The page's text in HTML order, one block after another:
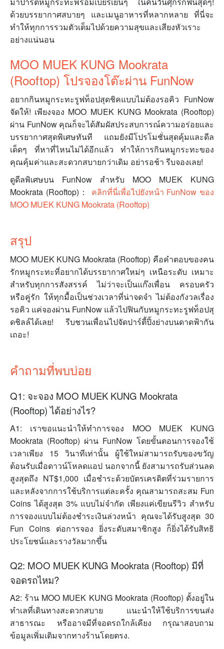
ด้วยบรรยากาศสบายๆ และเมนูอาหารที่หลากหลาย ที่นี่จะ
ทำให้ทุกการรวมตัวเต็มไปด้วยความสุขและเสียงหัวเราะ
อย่างแน่นอน
MOO MUEK KUNG Mookrata
(Rooftop) โปรจองโต๊ะผ่าน FunNow
อยากกินหมูกระทะรูฟท็อปสุดชิคแบบไม่ต้องรอคิว FunNow
จัดให้! เพียงจอง MOO MUEK KUNG Mookrata (Rooftop)
ผ่าน FunNow คุณก็จะได้สัมผัสประสบการณ์ความอร่อยและ
บรรยากาศสุดพิเศษทันที แถมยังมีโปรโมชั่นสุดคุ้มและดีล
เด็ดๆ ที่หาที่ไหนไม่ได้อีกแล้ว ทำให้การกินหมูกระทะของ
คุณคุ้มค่าและสะดวกสบายกว่าเดิม อย่ารอช้า รีบจองเลย!
ดูดีลพิเศษบน FunNow สำหรับ MOO MUEK KUNG
Mookrata (Rooftop)： คลิกที่นี่เพื่อไปยังหน้า FunNow ของ
MOO MUEK KUNG Mookrata (Rooftop)
สรุป
MOO MUEK KUNG Mookrata (Rooftop) คือคำตอบของคน
รักหมูกระทะที่อยากได้บรรยากาศใหม่ๆ เหนือระดับ เหมาะ
สำหรับทุกการสังสรรค์ ไม่ว่าจะเป็นแก๊งเพื่อน ครอบครัว
หรือคู่รัก ให้ทุกมื้อเป็นช่วงเวลาที่น่าจดจำ ไม่ต้องกังวลเรื่อง
รอคิว แค่จองผ่าน FunNow แล้วไปฟินกับหมูกระทะรูฟท็อปสุ
ดชิลล์ได้เลย! รีบชวนเพื่อนไปจัดปาร์ตี้ปิ้งย่างบนดาดฟ้ากัน
เถอะ!
คำถามที่พบบ่อย
Q1: จะจอง MOO MUEK KUNG Mookrata
(Rooftop) ได้อย่างไร?
A1: เราขอแนะนำให้ทำการจอง MOO MUEK KUNG
Mookrata (Rooftop) ผ่าน FunNow โดยขั้นตอนการจองใช้
เวลาเพียง 15 วินาทีเท่านั้น ผู้ใช้ใหม่สามารถรับของขวัญ
ต้อนรับเมื่อดาวน์โหลดแอป นอกจากนี้ ยังสามารถรับส่วนลด
สูงสุดถึง NT$1,000 เมื่อชำระด้วยบัตรเครดิตที่ร่วมรายการ
และหลังจากการใช้บริการแต่ละครั้ง คุณสามารถสะสม Fun
Coins ได้สูงสุด 3% แบบไม่จำกัด เพียงแค่เขียนรีวิว สำหรับ
การจองแบบไม่ต้องชำระเงินล่วงหน้า คุณจะได้รับสูงสุด 30
Fun Coins ต่อการจอง ยิ่งระดับสมาชิกสูง ก็ยิ่งได้รับสิทธิ
ประโยชน์และรางวัลมากขึ้น
Q2: MOO MUEK KUNG Mookrata (Rooftop) มีที่
จอดรถไหม?
A2: ร้าน MOO MUEK KUNG Mookrata (Rooftop) ตั้งอยู่ใน
ทำเลที่เดินทางสะดวกสบาย แนะนำให้ใช้บริการขนส่ง
สาธารณะ หรืออาจมีที่จอดรถใกล้เคียง กรุณาสอบถาม
ข้อมูลเพิ่มเติมจากทางร้านโดยตรง.